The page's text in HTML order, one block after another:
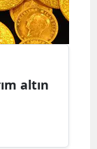
altın